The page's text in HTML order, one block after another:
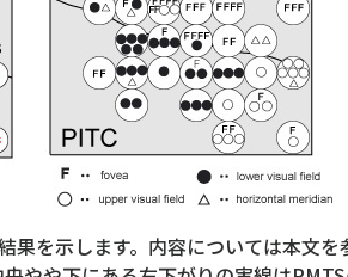
を示します。内容については本文